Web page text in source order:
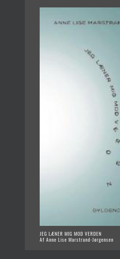
JEG LÆNER MIG MOD VERDEN
Af Anne Lise Marstrand-Jørgensen